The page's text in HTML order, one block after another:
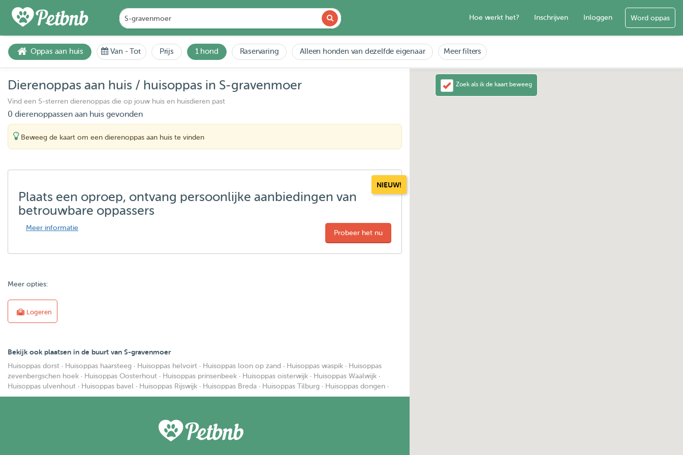
Hoe werkt het? Inschrijven Inloggen Word oppas
Oppas aan huis Van -Tot Prijs 1 hond Raservaring Alleen honden van dezelfde eigenaar Meer filters
Dierenoppas aan huis / huisoppas in S-gravenmoer
Vind een 5-sterren dierenoppas die op jouw huis en huisdieren past
0 dierenoppassen aan huis gevonden
Beweeg de kaart om een dierenoppas aan huis te vinden
NIEUW!
Plaats een oproep, ontvang persoonlijke aanbiedingen van
betrouwbare oppassers
Meer informatie
Probeer het nu
Meer opties:
Logeren
Bekijk ook plaatsen in de buurt van S-gravenmoer
Huisoppas dorst · Huisoppas haarsteeg · Huisoppas helvoirt · Huisoppas loon op zand · Huisoppas waspik · Huisoppas
zevenbergschen hoek · Huisoppas Oosterhout · Huisoppas prinsenbeek · Huisoppas oisterwijk · Huisoppas Waalwijk ·
Huisoppas ulvenhout · Huisoppas bavel · Huisoppas Rijswijk · Huisoppas Breda · Huisoppas Tilburg · Huisoppas dongen ·
Zoek als ik de kaart beweeg